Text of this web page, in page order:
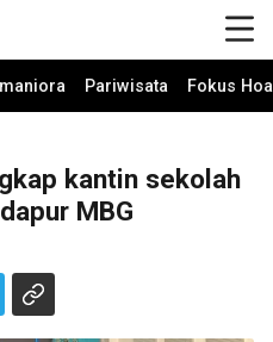
Pariwisata Fokus
kantin sekolah
MBG